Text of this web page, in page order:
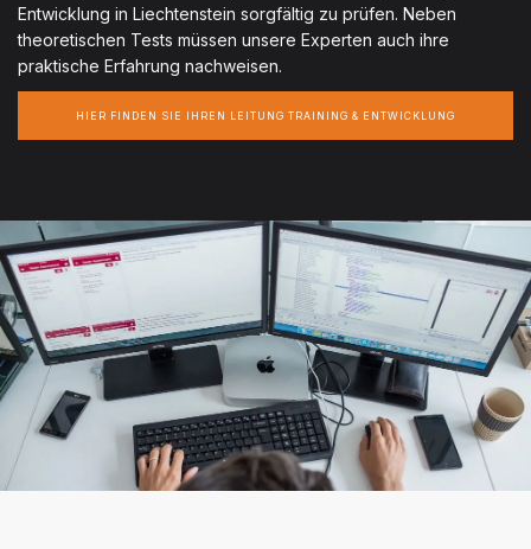
Entwicklung in Liechtenstein sorgfältig zu prüfen. Neben
theoretischen Tests müssen unsere Experten auch ihre
praktische Erfahrung nachweisen.
HIER FINDEN SIE IHREN LEITUNG TRAINING & ENTWICKLUNG